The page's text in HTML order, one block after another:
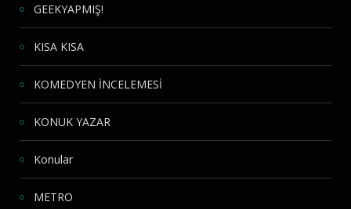
GEEKYAPMIŞ!
KISA KISA
KOMEDYEN İNCELEMESİ
KONUK YAZAR
Konular
METRO